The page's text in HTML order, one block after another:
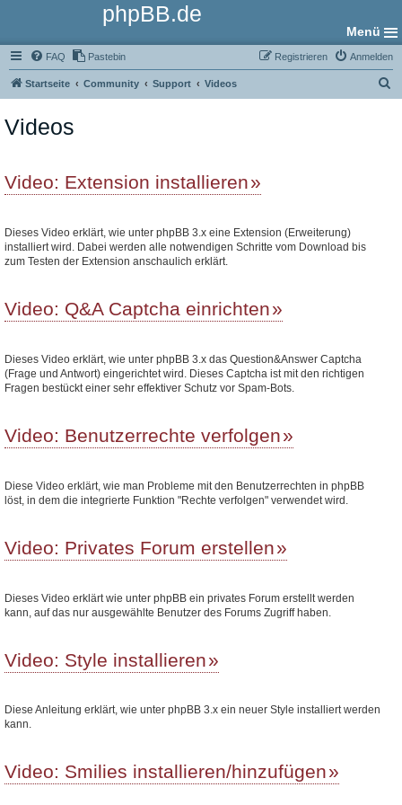
phpBB.de
Menü
FAQ Pastebin Anmelden
Registrieren
Startseite Community Support Videos
Videos
Video: Extension installieren
Dieses Video erklärt, wie unter phpBB 3.x eine Extension (Erweiterung)
installiert wird. Dabei werden alle notwendigen Schritte vom Download bis
zum Testen der Extension anschaulich erklärt.
Video: Q&A Captcha einrichten
Dieses Video erklärt, wie unter phpBB 3.x das Question&Answer Captcha
(Frage und Antwort) eingerichtet wird. Dieses Captcha ist mit den richtigen
Fragen bestückt einer sehr effektiver Schutz vor Spam-Bots.
Video: Benutzerrechte verfolgen
Diese Video erklärt, wie man Probleme mit den Benutzerrechten in phpBB
löst, in dem die integrierte Funktion "Rechte verfolgen" verwendet wird.
Video: Privates Forum erstellen
Dieses Video erklärt wie unter phpBB ein privates Forum erstellt werden
kann, auf das nur ausgewählte Benutzer des Forums Zugriff haben.
Video: Style installieren
Diese Anleitung erklärt, wie unter phpBB 3.x ein neuer Style installiert werden
kann.
Video: Smilies installieren/hinzufügen